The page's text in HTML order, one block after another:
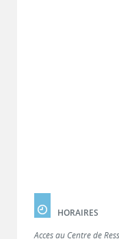
HORAIRES
Accès au Centre de